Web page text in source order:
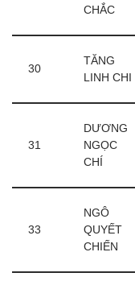
CHẮC
30
TĂNG
LINH CHI
31
DƯƠNG
NGỌC
CHÍ
33
NGÔ
QUYẾT
CHIẾN